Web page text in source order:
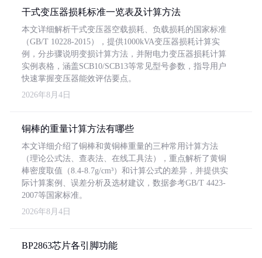
干式变压器损耗标准一览表及计算方法
本文详细解析干式变压器空载损耗、负载损耗的国家标准
（GB/T 10228-2015），提供1000kVA变压器损耗计算实
例，分步骤说明变损计算方法，并附电力变压器损耗计算
实例表格，涵盖SCB10/SCB13等常见型号参数，指导用户
快速掌握变压器能效评估要点。
2026年8月4日
铜棒的重量计算方法有哪些
本文详细介绍了铜棒和黄铜棒重量的三种常用计算方法
（理论公式法、查表法、在线工具法），重点解析了黄铜
棒密度取值（8.4-8.7g/cm³）和计算公式的差异，并提供实
际计算案例、误差分析及选材建议，数据参考GB/T 4423-
2007等国家标准。
2026年8月4日
BP2863芯片各引脚功能